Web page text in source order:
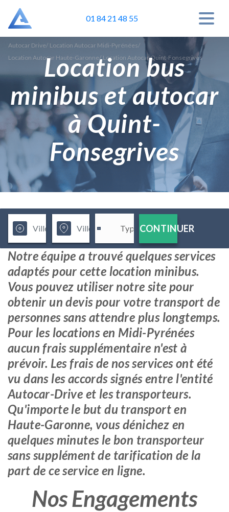
01 84 21 48 55
Autocar Drive/ Location Autocar Midi-Pyrénées/
Location Autocar Haute-Garonne/ Location Autocar Quint-Fonsegrives
Location bus
minibus et autocar
à Quint-
Fonsegrives
CONTINUER
Notre équipe a trouvé quelques services
adaptés pour cette location minibus.
Vous pouvez utiliser notre site pour
obtenir un devis pour votre transport de
personnes sans attendre plus longtemps.
Pour les locations en Midi-Pyrénées
aucun frais supplémentaire n'est à
prévoir. Les frais de nos services ont été
vu dans les accords signés entre l'entité
Autocar-Drive et les transporteurs.
Qu'importe le but du transport en
Haute-Garonne, vous dénichez en
quelques minutes le bon transporteur
sans supplément de tarification de la
part de ce service en ligne.
Nos Engagements